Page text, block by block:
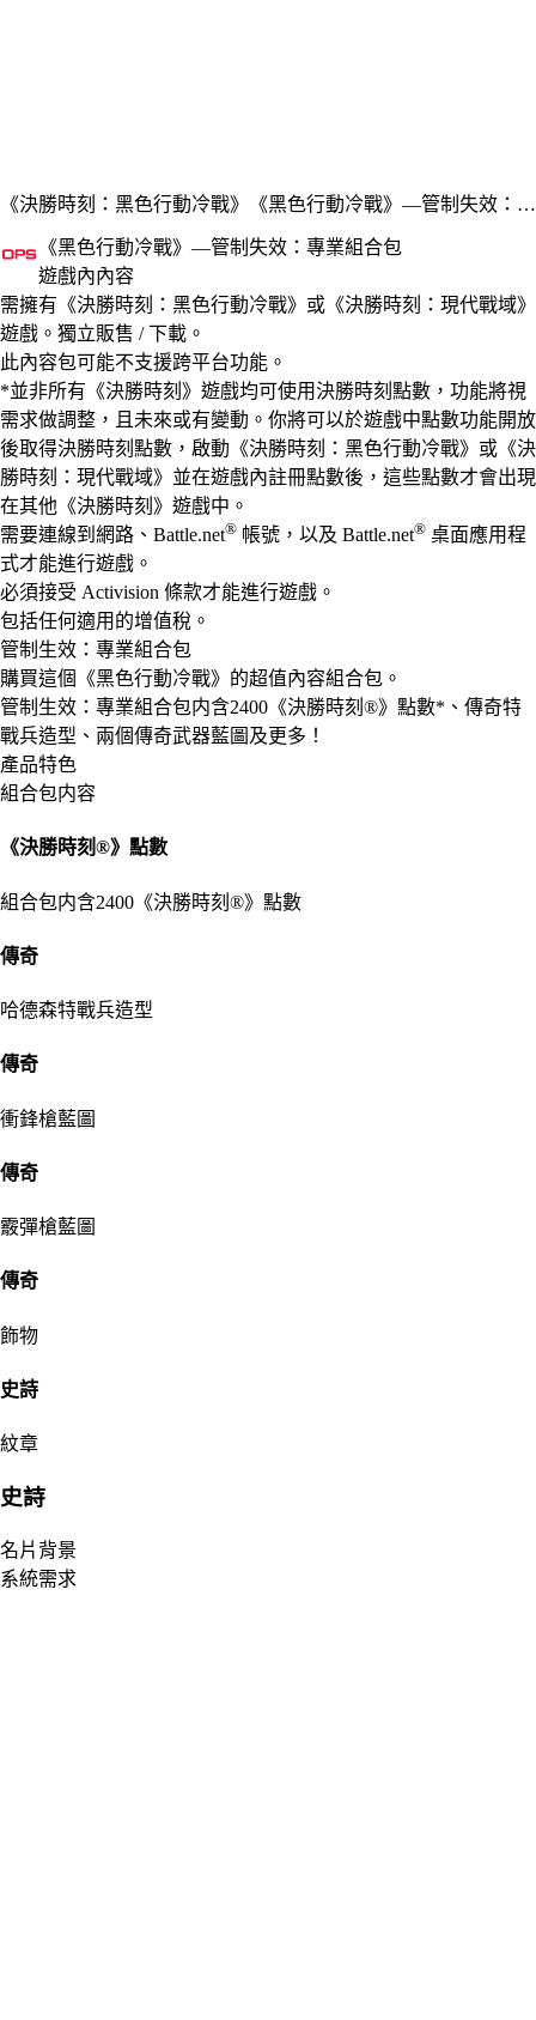
《決勝時刻：黑色行動冷戰》 《黑色行動冷戰》—管制失效：專業組合包
《黑色行動冷戰》—管制失效：專業組合包
遊戲內內容
價格
Available actions
需擁有《決勝時刻：黑色行動冷戰》或《決勝時刻：現代戰域》
遊戲。獨立販售 / 下載。
此內容包可能不支援跨平台功能。
*並非所有《決勝時刻》遊戲均可使用決勝時刻點數，功能將視
需求做調整，且未來或有變動。你將可以於遊戲中點數功能開放
後取得決勝時刻點數，啟動《決勝時刻：黑色行動冷戰》或《決
勝時刻：現代戰域》並在遊戲內註冊點數後，這些點數才會出現
在其他《決勝時刻》遊戲中。
需要連線到網路、Battle.net® 帳號，以及 Battle.net® 桌面應用程
式才能進行遊戲。
必須接受 Activision 條款才能進行遊戲。
包括任何適用的增值稅。
管制生效：專業組合包
購買這個《黑色行動冷戰》的超值內容組合包。
管制生效：專業組合包内含2400《決勝時刻®》點數*、傳奇特
戰兵造型、兩個傳奇武器藍圖及更多！
產品特色
組合包内容
《決勝時刻®》點數
組合包内含2400《決勝時刻®》點數
傳奇
哈德森特戰兵造型
傳奇
衝鋒槍藍圖
傳奇
霰彈槍藍圖
傳奇
飾物
史詩
紋章
史詩
名片背景
系統需求